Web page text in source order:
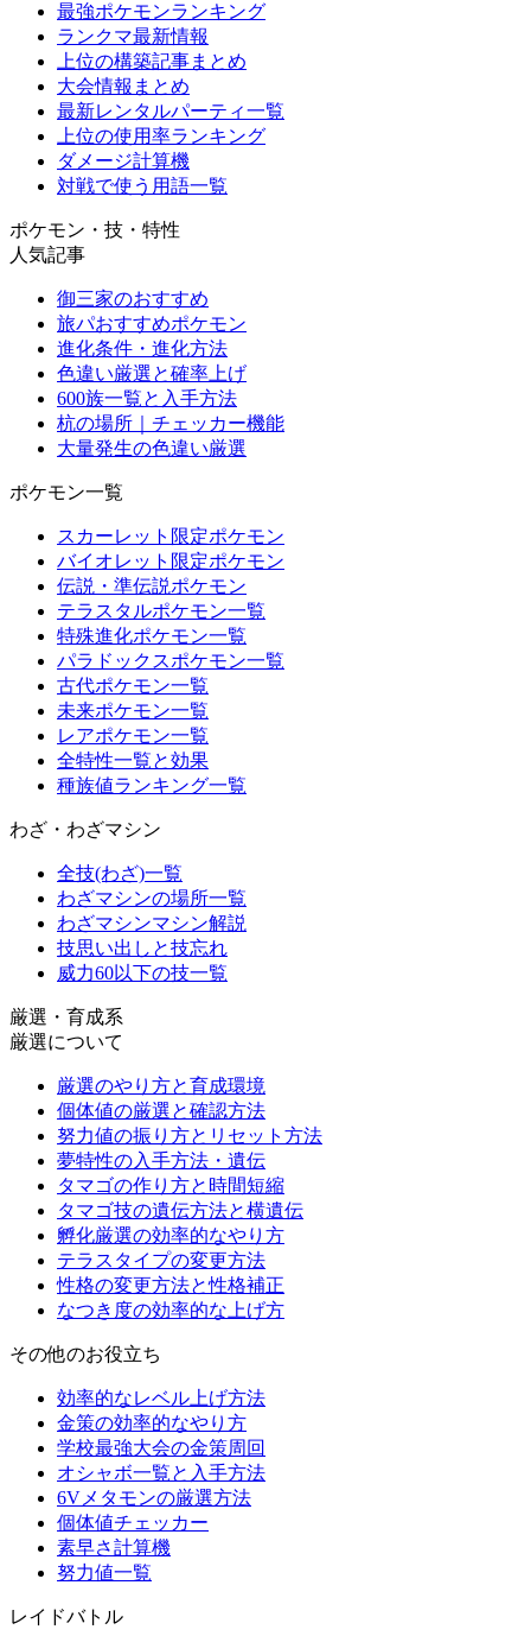
最強ポケモンランキング
ランクマ最新情報
上位の構築記事まとめ
大会情報まとめ
最新レンタルパーティ一覧
上位の使用率ランキング
ダメージ計算機
対戦で使う用語一覧
ポケモン・技・特性
人気記事
御三家のおすすめ
旅パおすすめポケモン
進化条件・進化方法
色違い厳選と確率上げ
600族一覧と入手方法
杭の場所｜チェッカー機能
大量発生の色違い厳選
ポケモン一覧
スカーレット限定ポケモン
バイオレット限定ポケモン
伝説・準伝説ポケモン
テラスタルポケモン一覧
特殊進化ポケモン一覧
パラドックスポケモン一覧
古代ポケモン一覧
未来ポケモン一覧
レアポケモン一覧
全特性一覧と効果
種族値ランキング一覧
わざ・わざマシン
全技(わざ)一覧
わざマシンの場所一覧
わざマシンマシン解説
技思い出しと技忘れ
威力60以下の技一覧
厳選・育成系
厳選について
厳選のやり方と育成環境
個体値の厳選と確認方法
努力値の振り方とリセット方法
夢特性の入手方法・遺伝
タマゴの作り方と時間短縮
タマゴ技の遺伝方法と横遺伝
孵化厳選の効率的なやり方
テラスタイプの変更方法
性格の変更方法と性格補正
なつき度の効率的な上げ方
その他のお役立ち
効率的なレベル上げ方法
金策の効率的なやり方
学校最強大会の金策周回
オシャボ一覧と入手方法
6Vメタモンの厳選方法
個体値チェッカー
素早さ計算機
努力値一覧
レイドバトル